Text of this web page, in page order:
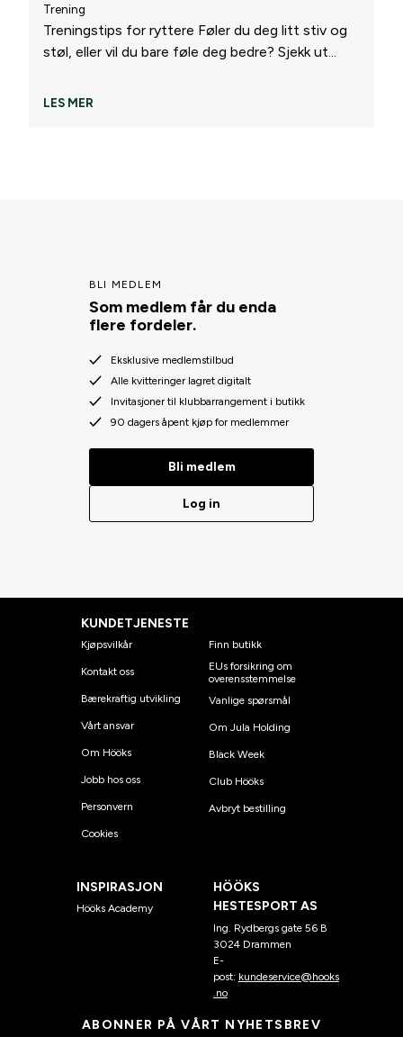
Trening
Treningstips for ryttere Føler du deg litt stiv og
støl, eller vil du bare føle deg bedre? Sjekk ut...
LES MER
BLI MEDLEM
Som medlem får du enda
flere fordeler.
Eksklusive medlemstilbud
Alle kvitteringer lagret digitalt
Invitasjoner til klubbarrangement i butikk
90 dagers åpent kjøp for medlemmer
Bli medlem
Log in
KUNDETJENESTE
Kjøpsvilkår
Kontakt oss
Bærekraftig utvikling
Vårt ansvar
Om Hööks
Jobb hos oss
Personvern
Cookies
Finn butikk
EUs forsikring om
overensstemmelse
Vanlige spørsmål
Om Jula Holding
Black Week
Club Hööks
Avbryt bestilling
INSPIRASJON
Hööks Academy
HÖÖKS
HESTESPORT AS
Ing. Rydbergs gate 56 B
3024 Drammen
E-
post: kundeservice@hooks
.no
ABONNER PÅ VÅRT NYHETSBREV